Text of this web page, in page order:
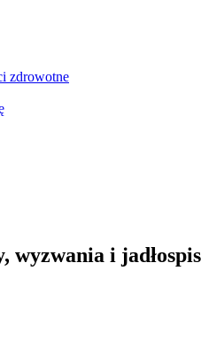
zdrowotne
wyzwania i jadłospis